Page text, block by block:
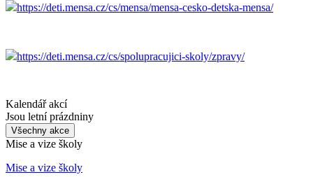
https://deti.mensa.cz/cs/mensa/mensa-cesko-detska-mensa/
https://deti.mensa.cz/cs/spolupracujici-skoly/zpravy/
Kalendář akcí
Jsou letní prázdniny
Všechny akce
Mise a vize školy
Mise a vize školy